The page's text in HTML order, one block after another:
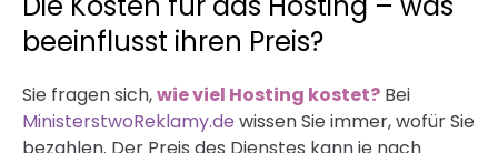
beeinflusst ihren Preis?
Sie fragen sich,wie viel Hosting kostet? Bei
MinisterstwoReklamy.de wissen Sie immer, wofür Sie
bezahlen. Der Preis des Dienstes kann je nach